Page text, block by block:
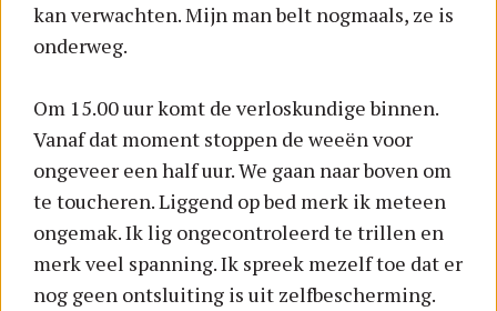
kan verwachten. Mijn man belt nogmaals, ze is
onderweg.
Om 15.00 uur komt de verloskundige binnen.
Vanaf dat moment stoppen de weeën voor
ongeveer een half uur. We gaan naar boven om
te toucheren. Liggend op bed merk ik meteen
ongemak. Ik lig ongecontroleerd te trillen en
merk veel spanning. Ik spreek mezelf toe dat er
nog geen ontsluiting is uit zelfbescherming.